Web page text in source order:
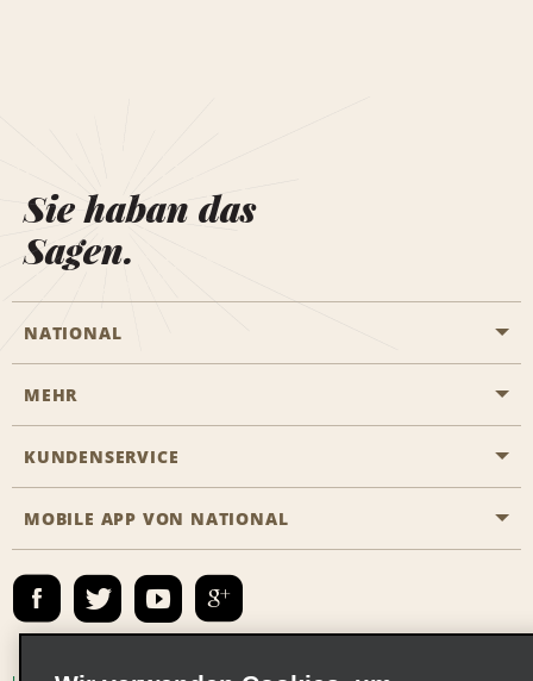
Sie haban das
Sagen.
NATIONAL
Eine Reservierung vornehmen
Das Business Rental Programm
Emerald Club Anmelden
MEHR
Karriere
KUNDENSERVICE
Barrierefreiheit
E-Mail anmelden
MOBILE APP VON NATIONAL